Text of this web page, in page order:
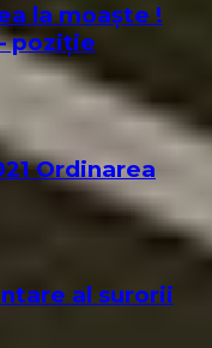
la moaște !
poziție
Ordinarea
al surorii